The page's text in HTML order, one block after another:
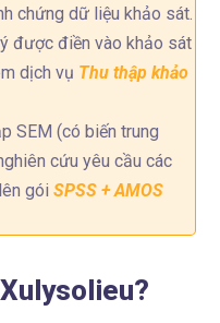
chứng dữ liệu khảo sát.
được điền vào khảo sát
dịch vụ Thu thập khảo
SEM (có biến trung
cứu yêu cầu các
góiSPSS + AMOS